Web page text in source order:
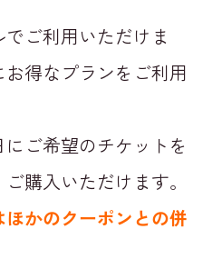
ご利用いただけま
得なプランをご利用
ご希望のチケットを
購入いただけます。
かのクーポンとの併